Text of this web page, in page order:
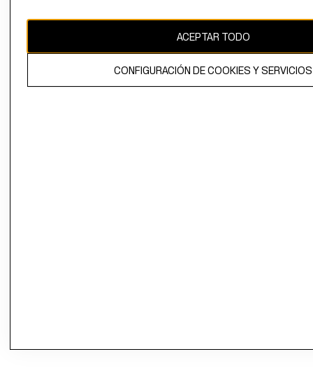
propiedad de H&M Hennes & Mauritz AB.ACEPTAR TODO
CONFIGURACIÓN DE COOKIES Y SERVICIOS